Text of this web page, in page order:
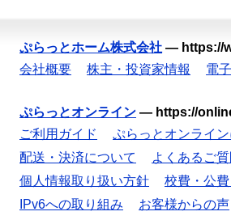
ぷらっとホーム株式会社 — https://
会社概要
株主・投資家情報 電
ぷらっとオンライン — https://
ご利用ガイド
ぷらっとオンライ
配送・決済について
よくあるご質
個人情報取り扱い方針
校費・公
IPv6への取り組み
お客様からの声